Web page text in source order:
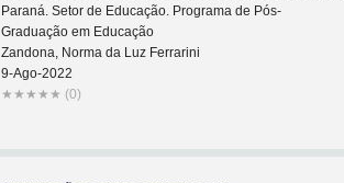
Paraná. Setor de Educação. Programa de Pós-
Graduação em Educação
Zandona, Norma da Luz Ferrarini
9-Ago-2022
★ ★ ★ ★ ★ (0)